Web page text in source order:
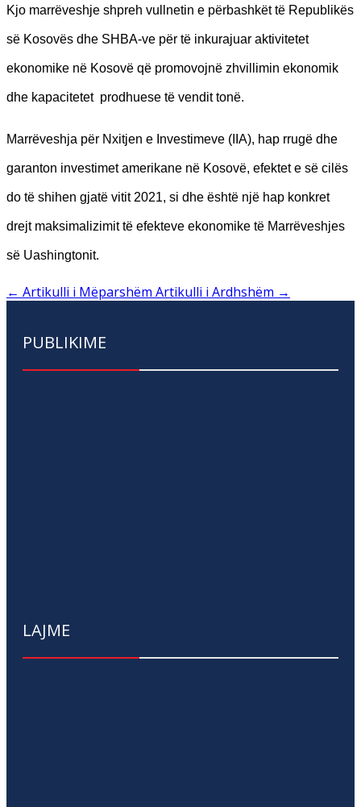
Kjo marrëveshje shpreh vullnetin e përbashkët të Republikës
së Kosovës dhe SHBA-ve për të inkurajuar aktivitetet
ekonomike në Kosovë që promovojnë zhvillimin ekonomik
dhe kapacitetet prodhuese të vendit tonë.
Marrëveshja për Nxitjen e Investimeve (IIA), hap rrugë dhe
garanton investimet amerikane në Kosovë, efektet e së cilës
do të shihen gjatë vitit 2021, si dhe është një hap konkret
drejt maksimalizimit të efekteve ekonomike të Marrëveshjes
së Uashingtonit.
← Artikulli i Mëparshëm Artikulli i Ardhshëm →
PUBLIKIME
LAJME